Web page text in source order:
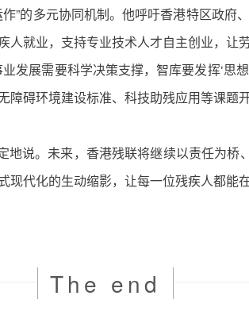
”的多元协同机制。他呼吁香港特区政
就业，支持专业技术人才自主创业，让
展需要科学决策支撑，智库要发挥‘思
碍环境建设标准、科技助残应用等课
说。未来，香港残联将继续以责任为
代化的生动缩影，让每一位残疾人都
The end